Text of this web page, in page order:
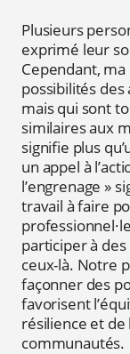
Plusieurs
exprimé leur
Cependant,
possibilités des
mais qui sont
similaires aux
signifie plus
un appel à
l’engrenage »
travail à faire
professionnel
participer à
ceux-là. Notre
façonner des
favorisent
résilience et
communautés.